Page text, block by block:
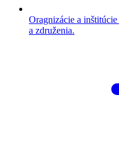
Oragnizácie a inštitúcie
a združenia.